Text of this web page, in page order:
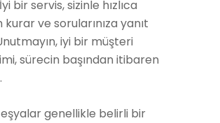
bir servis, sizinle hızlıca
kurar ve sorularınıza yanıt
iyi bir müşteri
sürecin başından itibaren
genellikle belirli bir